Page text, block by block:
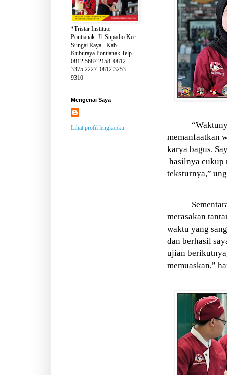
memanfaatkan
karya bagus.
hasilnya cukup
teksturnya,”
merasakan
waktu yang
dan berhasil
ujian
memuaskan,”
*Tristar Institute
Pontianak. Jl. Supadio Kec
Sungai Raya - Kab
Kuburaya Pontianak Telp.
0812 5687 2158. 0812
3375 2227. 0812 3253
9310
Mengenai Saya
Lihat profil lengkapku